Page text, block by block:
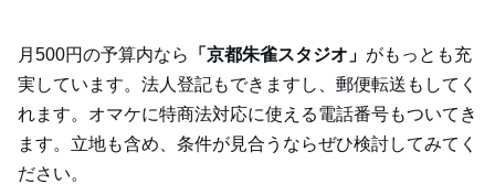
月500円の予算内なら 「京都朱雀スタジオ」 がもっとも充
実しています。法人登記もできますし、郵便転送もしてく
れます。オマケに特商法対応に使える電話番号もついてき
ます。立地も含め、条件が見合うならぜひ検討してみてく
ださい。